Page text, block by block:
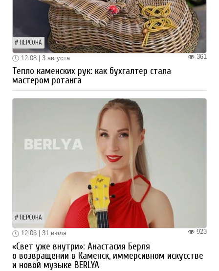
ПЕРСОНА
361
12:08 | 3 августа
Тепло каменских рук: как бухгалтер стала
мастером ротанга
ПЕРСОНА
923
12:03 | 31 июля
«Свет уже внутри»: Анастасия Берля
о возвращении в Каменск, иммерсивном искусстве
и новой музыке BERLYA